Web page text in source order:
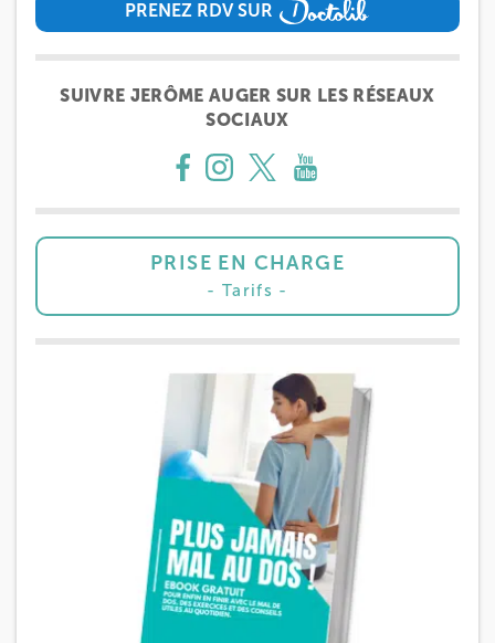
PRENEZ RDV SUR
PRENEZ RDV SUR
SUIVRE JERÔME AUGER SUR LES RÉSEAUX
SOCIAUX
PRISE EN CHARGE
Tarifs